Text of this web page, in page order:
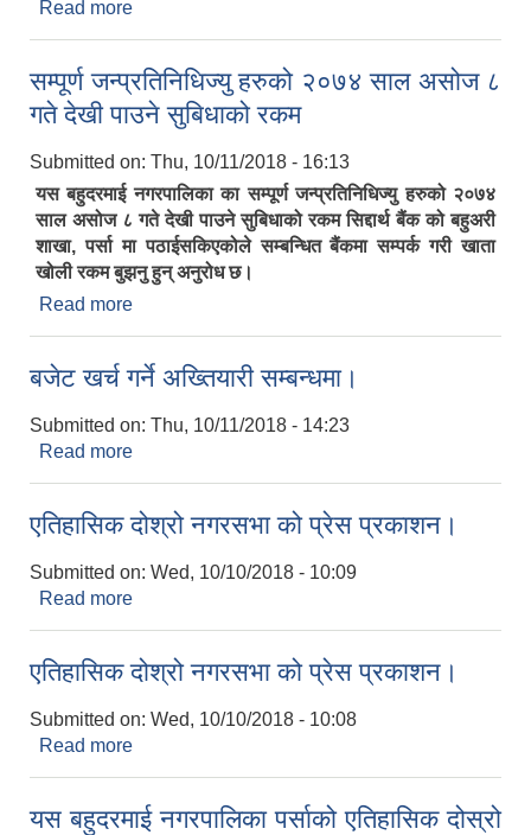
Read more
सम्पूर्ण जन्प्रतिनिधिज्यु हरुको २०७४ साल असोज ८
गते देखी पाउने सुबिधाको रकम
Submitted on: Thu, 10/11/2018 - 16:13
यस बहुदरमाई नगरपालिका का सम्पूर्ण जन्प्रतिनिधिज्यु हरुको २०७४
साल असोज ८ गते देखी पाउने सुबिधाको रकम सिद्दार्थ बैंक को बहुअरी
शाखा, पर्सा मा पठाईसकिएकोले सम्बन्धित बैंकमा सम्पर्क गरी खाता
खोली रकम बुझनु हुन् अनुरोध छ।
Read more
बजेट खर्च गर्ने अख्तियारी सम्बन्धमा।
Submitted on: Thu, 10/11/2018 - 14:23
Read more
एतिहासिक दोश्रो नगरसभा को प्रेस प्रकाशन।
Submitted on: Wed, 10/10/2018 - 10:09
Read more
एतिहासिक दोश्रो नगरसभा को प्रेस प्रकाशन।
Submitted on: Wed, 10/10/2018 - 10:08
Read more
यस बहुदरमाई नगरपालिका पर्साको एतिहासिक दोस्रो